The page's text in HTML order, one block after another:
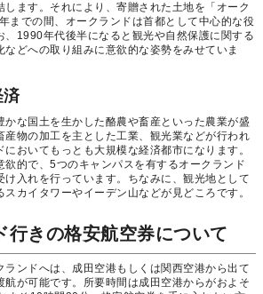
します。それにより、寄贈された土地を「オーク
までの間、オークランドは首都として中心的な役
、1990年代後半になると観光や自然保護に関する
どへの取り組みに意欲的な姿勢をみせていま
済
かな国土を生かした酪農や畜産といった農業が盛
産物の加工を主とした工業、観光業などが行われ
おいてもっとも大規模な経済都市になります。
欲的で、5つのキャンパスを有するオークランド
け入れを行っています。ちなみに、観光地として
カイタワーやイーデン山などが見どころです。
行きの格安航空券について
ランドへは、成田空港もしくは関西空港から出て
航が可能です。所要時間は成田空港からがおよそ